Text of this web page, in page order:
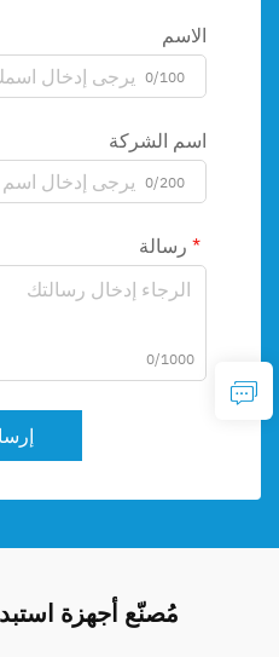
الاسم
0/100
اسم الشركة
0/200
رسالة
0/1000
مُصنّع أجهزة